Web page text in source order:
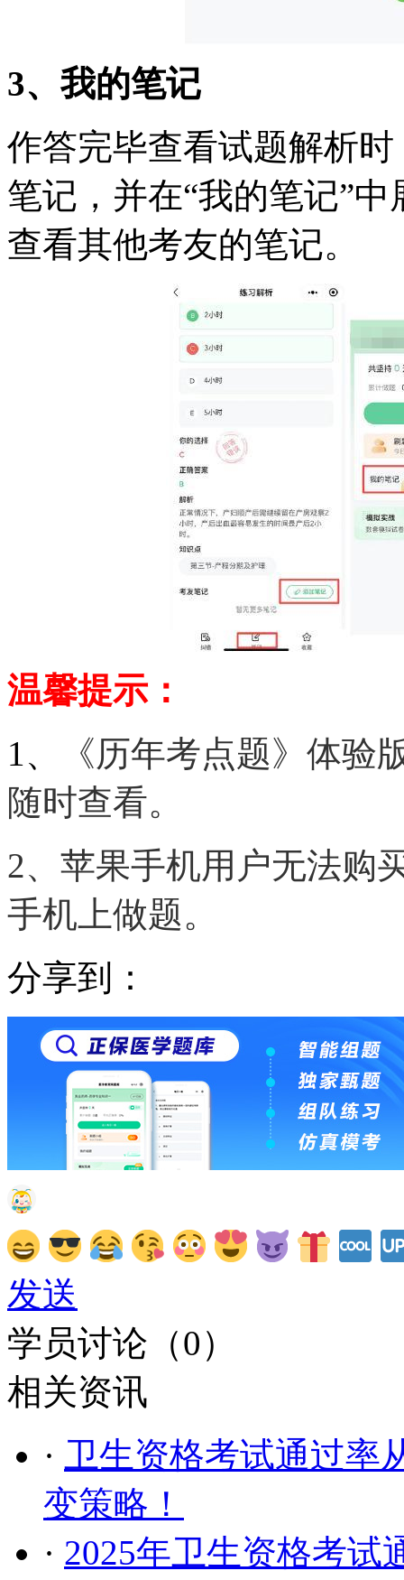
3、我的笔记
作答完毕查看试题解析
笔记，并在“我的笔记”
查看其他考友的笔记。
温馨提示：
1、
《历年考点题》体验
随时查看。
2、苹果手机用户无法购
手机上做题。
分享到：
发送
学员讨论（0）
相关资讯
· 卫生资格考试通过率
变策略！
· 2025年卫生资格考试